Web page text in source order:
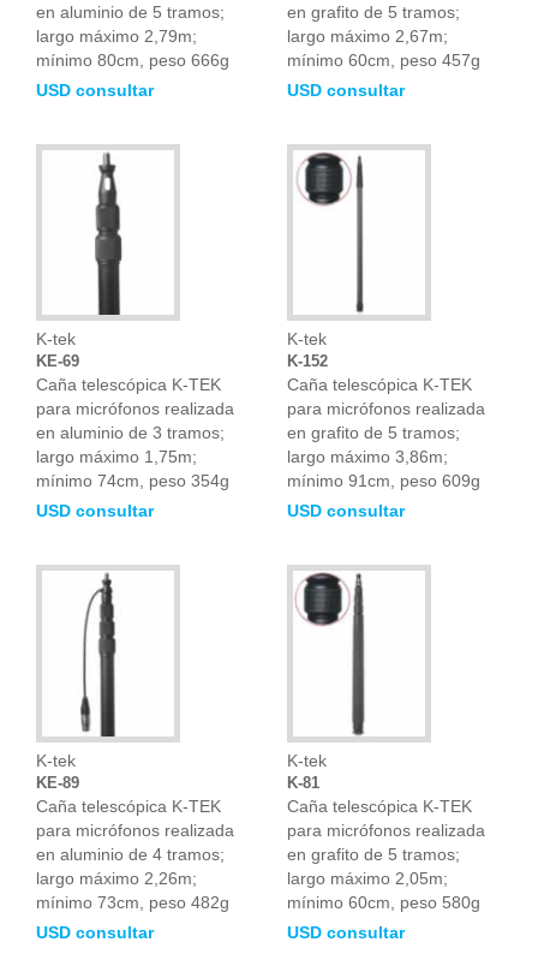
en aluminio de 5 tramos;
largo máximo 2,79m;
mínimo 80cm, peso 666g
USD consultar
en grafito de 5 tramos;
largo máximo 2,67m;
mínimo 60cm, peso 457g
USD consultar
K-tek
KE-69
Caña telescópica K-TEK
para micrófonos realizada
en aluminio de 3 tramos;
largo máximo 1,75m;
mínimo 74cm, peso 354g
USD consultar
K-tek
K-152
Caña telescópica K-TEK
para micrófonos realizada
en grafito de 5 tramos;
largo máximo 3,86m;
mínimo 91cm, peso 609g
USD consultar
K-tek
KE-89
Caña telescópica K-TEK
para micrófonos realizada
en aluminio de 4 tramos;
largo máximo 2,26m;
mínimo 73cm, peso 482g
USD consultar
K-tek
K-81
Caña telescópica K-TEK
para micrófonos realizada
en grafito de 5 tramos;
largo máximo 2,05m;
mínimo 60cm, peso 580g
USD consultar